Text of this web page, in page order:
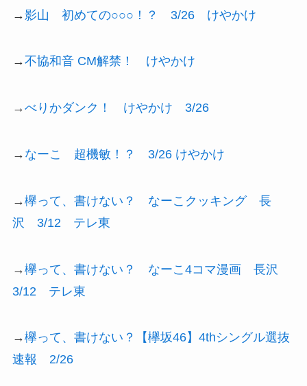
→影山 初めての○○○！？ 3/26 けやかけ
→不協和音 CM解禁！ けやかけ
→べりかダンク！ けやかけ 3/26
→ なーこ 超機敏！？ 3/26 けやかけ
→欅って、書けない？ なーこクッキング 長
沢 3/12 テレ東
→欅って、書けない？ なーこ4コマ漫画 長沢
3/12 テレ東
→欅って、書けない？【欅坂46】4thシングル選抜
速報 2/26